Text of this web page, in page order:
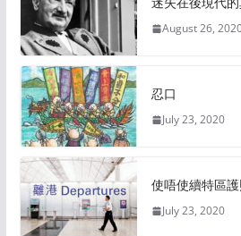
August 26,
忍口
July 23, 2020
使唔使續特區護
July 23, 2020